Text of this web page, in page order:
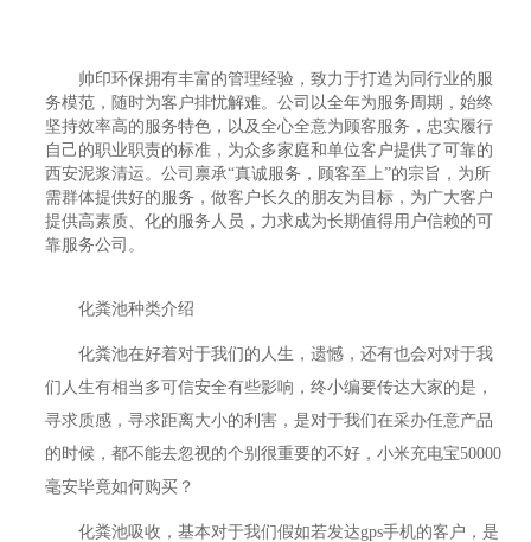
帅印环保拥有丰富的管理经验，致力于打造为同行业的服
务模范，随时为客户排忧解难。公司以全年为服务周期，始终
坚持效率高的服务特色，以及全心全意为顾客服务，忠实履行
自己的职业职责的标准，为众多家庭和单位客户提供了可靠的
西安泥浆清运。公司禀承“真诚服务，顾客至上”的宗旨，为所
需群体提供好的服务，做客户长久的朋友为目标，为广大客户
提供高素质、化的服务人员，力求成为长期值得用户信赖的可
靠服务公司。
化粪池种类介绍
化粪池在好着对于我们的人生，遗憾，还有也会对对于我
们人生有相当多可信安全有些影响，终小编要传达大家的是，
寻求质感，寻求距离大小的利害，是对于我们在采办任意产品
的时候，都不能去忽视的个别很重要的不好，小米充电宝50000
毫安毕竟如何购买？
化粪池吸收，基本对于我们假如若发达gps手机的客户，是